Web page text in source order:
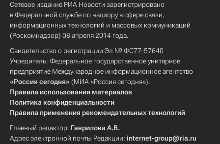
Сетевое издание РИА Новости зарегистрировано
в Федеральной службе по надзору в сфере связи,
информационных технологий и массовых коммуникаций
(Роскомнадзор) 08 апреля 2014 года.
Свидетельство о регистрации Эл № ФС77-57640
Учредитель: Федеральное государственное унитарное
предприятие Международное информационное агентство
«Россия сегодня» (МИА «Россия сегодня»).
Правила использования материалов
Политика конфиденциальности
Правила применения рекомендательных технологий
Главный редактор: Гаврилова А.В.
Адрес электронной почты Редакции: internet-group@ria.ru